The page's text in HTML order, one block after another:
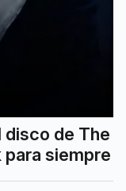
disco de The
siempre